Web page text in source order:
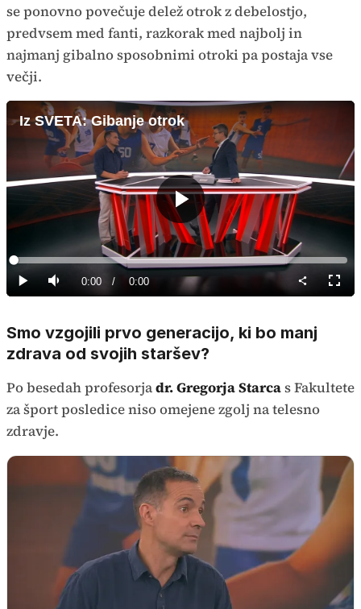
se ponovno povečuje delež otrok z debelostjo,
predvsem med fanti, razkorak med najbolj in
najmanj gibalno sposobnimi otroki pa postaja vse
večji.
Iz SVETA: Gibanje otrok
Predvajaj
PredvajajTiho Current
0:00 / Duration
0:00
Loaded:
0%
način
Smo vzgojili prvo generacijo, ki bo manj
zdrava od svojih staršev?
Po besedah profesorjadr. Gregorja Starcas Fakultete
za šport posledice niso omejene zgolj na telesno
zdravje.